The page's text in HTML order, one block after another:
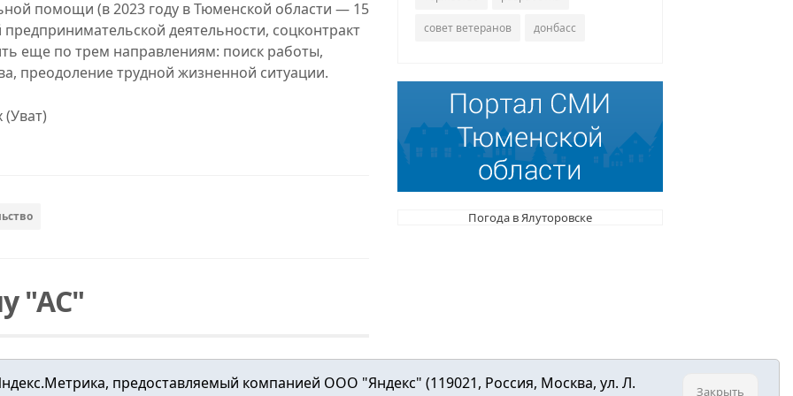
помощи (в 2023 году в Тюменской области — 15
деятельности, соцконтракт
еще по трем направлениям: поиск работы,
преодоление трудной жизненной ситуации.
"АС"
совет ветеранов донбасс
Погода в Ялуторовске
предоставляемый компанией ООО "Яндекс" (119021, Россия, Москва, ул. Л.
Закрыть